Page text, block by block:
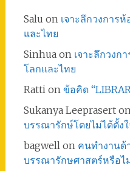
Salu on เจาะลึกวงการ
และไทย
Sinhuaon เจาะลึกวงก
โลกและไทย
Ratti on ข้อคิด
Sukanya Leepraserton
บรรณารักษ์โดยไม่ได้ตั้งใ
bagwell on คนทำงานด้
บรรณารักษศาสตร์หรือไ